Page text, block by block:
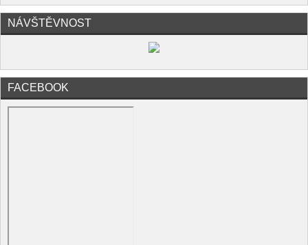
NÁVŠTĚVNOST
FACEBOOK